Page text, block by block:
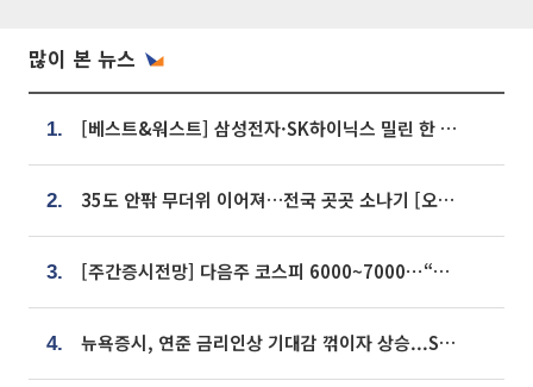
많이 본 뉴스
1. [베스트&워스트] 삼성전자·SK하이닉스 밀린 한 주…상상인증권은 85% 급등
2. 35도 안팎 무더위 이어져…전국 곳곳 소나기 [오늘 날씨]
3. [주간증시전망] 다음주 코스피 6000~7000⋯“外人 수급은 정책이 변수”
4. 뉴욕증시, 연준 금리인상 기대감 꺾이자 상승...S&P500 사상 최고치 [종합]